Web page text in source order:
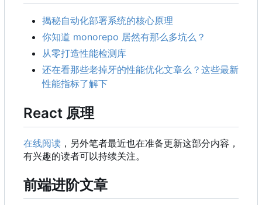
揭秘自动化部署系统的核心原理
你知道 monorepo 居然有那么多坑么？
从零打造性能检测库
还在看那些老掉牙的性能优化文章么？这些最新
性能指标了解下
React 原理
在线阅读 ，另外笔者最近也在准备更新这部分内容，
有兴趣的读者可以持续关注。
前端进阶文章